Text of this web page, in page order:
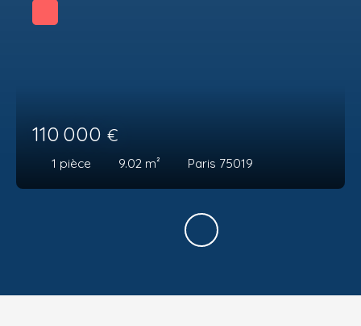
110 000 €
1 pièce 9.02 m² Paris 75019